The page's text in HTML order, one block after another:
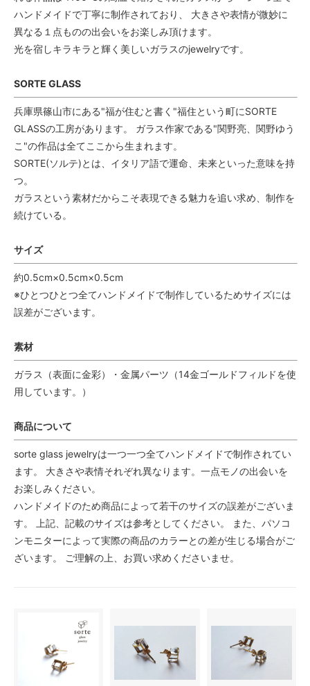
ハンドメイドで丁寧に制作されており、 大きさや表情が微妙に
異なる１点ものの出会いをお楽しみ頂けます。
光を宿しキラキラと輝く美しいガラスのjewelryです。
SORTE GLASS
兵庫県篠山市にある"福が住むと書く"福住という町にSORTE
GLASSの工房があります。 ガラス作家である"関野亮、関野ゆう
こ"の作品は全てここから生まれます。
SORTE(ソルテ)とは、イタリア語で運命、未来といった意味を持
つ。
ガラスという素材だからこそ表現できる魅力を追い求め、制作を
続けている。
サイズ
約0.5cm×0.5cm×0.5cm
※ひとつひとつ全てハンドメイドで制作しているためサイズには
誤差がございます。
素材
ガラス（表面に金彩）・金属パーツ（14金ゴールドフィルドを使
用しています。）
商品について
sorte glass jewelryは一つ一つ全てハンドメイドで制作されてい
ます。 大きさや表情それぞれ異なります。一点モノの出会いを
お楽しみください。
ハンドメイドのため商品によって若干のサイズの誤差がございま
す。 上記、記載のサイズは参考としてください。 また、パソコ
ンモニターによって実際の商品のカラーとの差が生じる場合がご
ざいます。 ご理解の上、お買い求めくださいませ。